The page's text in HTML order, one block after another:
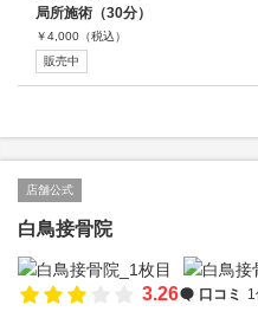
局所施術（30分）
￥4,000 （税込）
販売中
店舗公式
白鳥接骨院
3.26 口コミ